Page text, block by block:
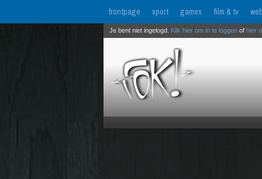
frontpage sport games film & tv
Je bent niet ingelogd. Klik hier om in te loggen of hier